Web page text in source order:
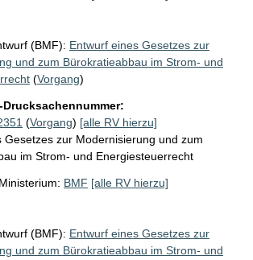
(BMF): Entwurf eines Gesetzes zur
und zum Bürokratieabbau im Strom- und
(Vorgang)
(Vorgang) [alle RV hierzu]
Gesetzes zur Modernisierung und zum
im Strom- und Energiesteuerrecht
BMF [alle RV hierzu]
(BMF): Entwurf eines Gesetzes zur
und zum Bürokratieabbau im Strom- und